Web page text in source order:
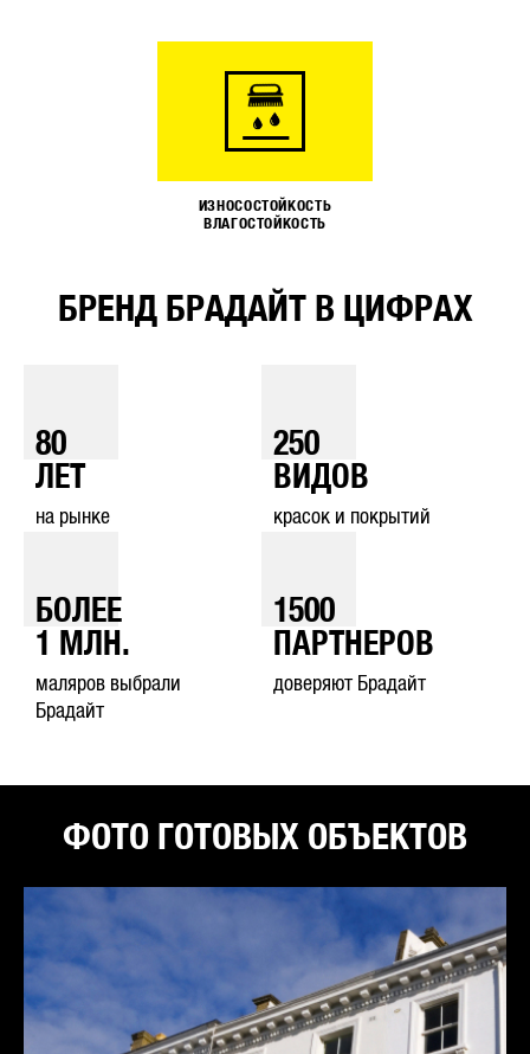
ИЗНОСОСТОЙКОСТЬ
ВЛАГОСТОЙКОСТЬ
БРЕНД БРАДАЙТ В ЦИФРАХ
80
ЛЕТ
на рынке
250
ВИДОВ
красок и покрытий
БОЛЕЕ
1
МЛН.
маляров выбрали
Брадайт
1500
ПАРТНЕРОВ
доверяют Брадайт
ФОТО ГОТОВЫХ ОБЪЕКТОВ